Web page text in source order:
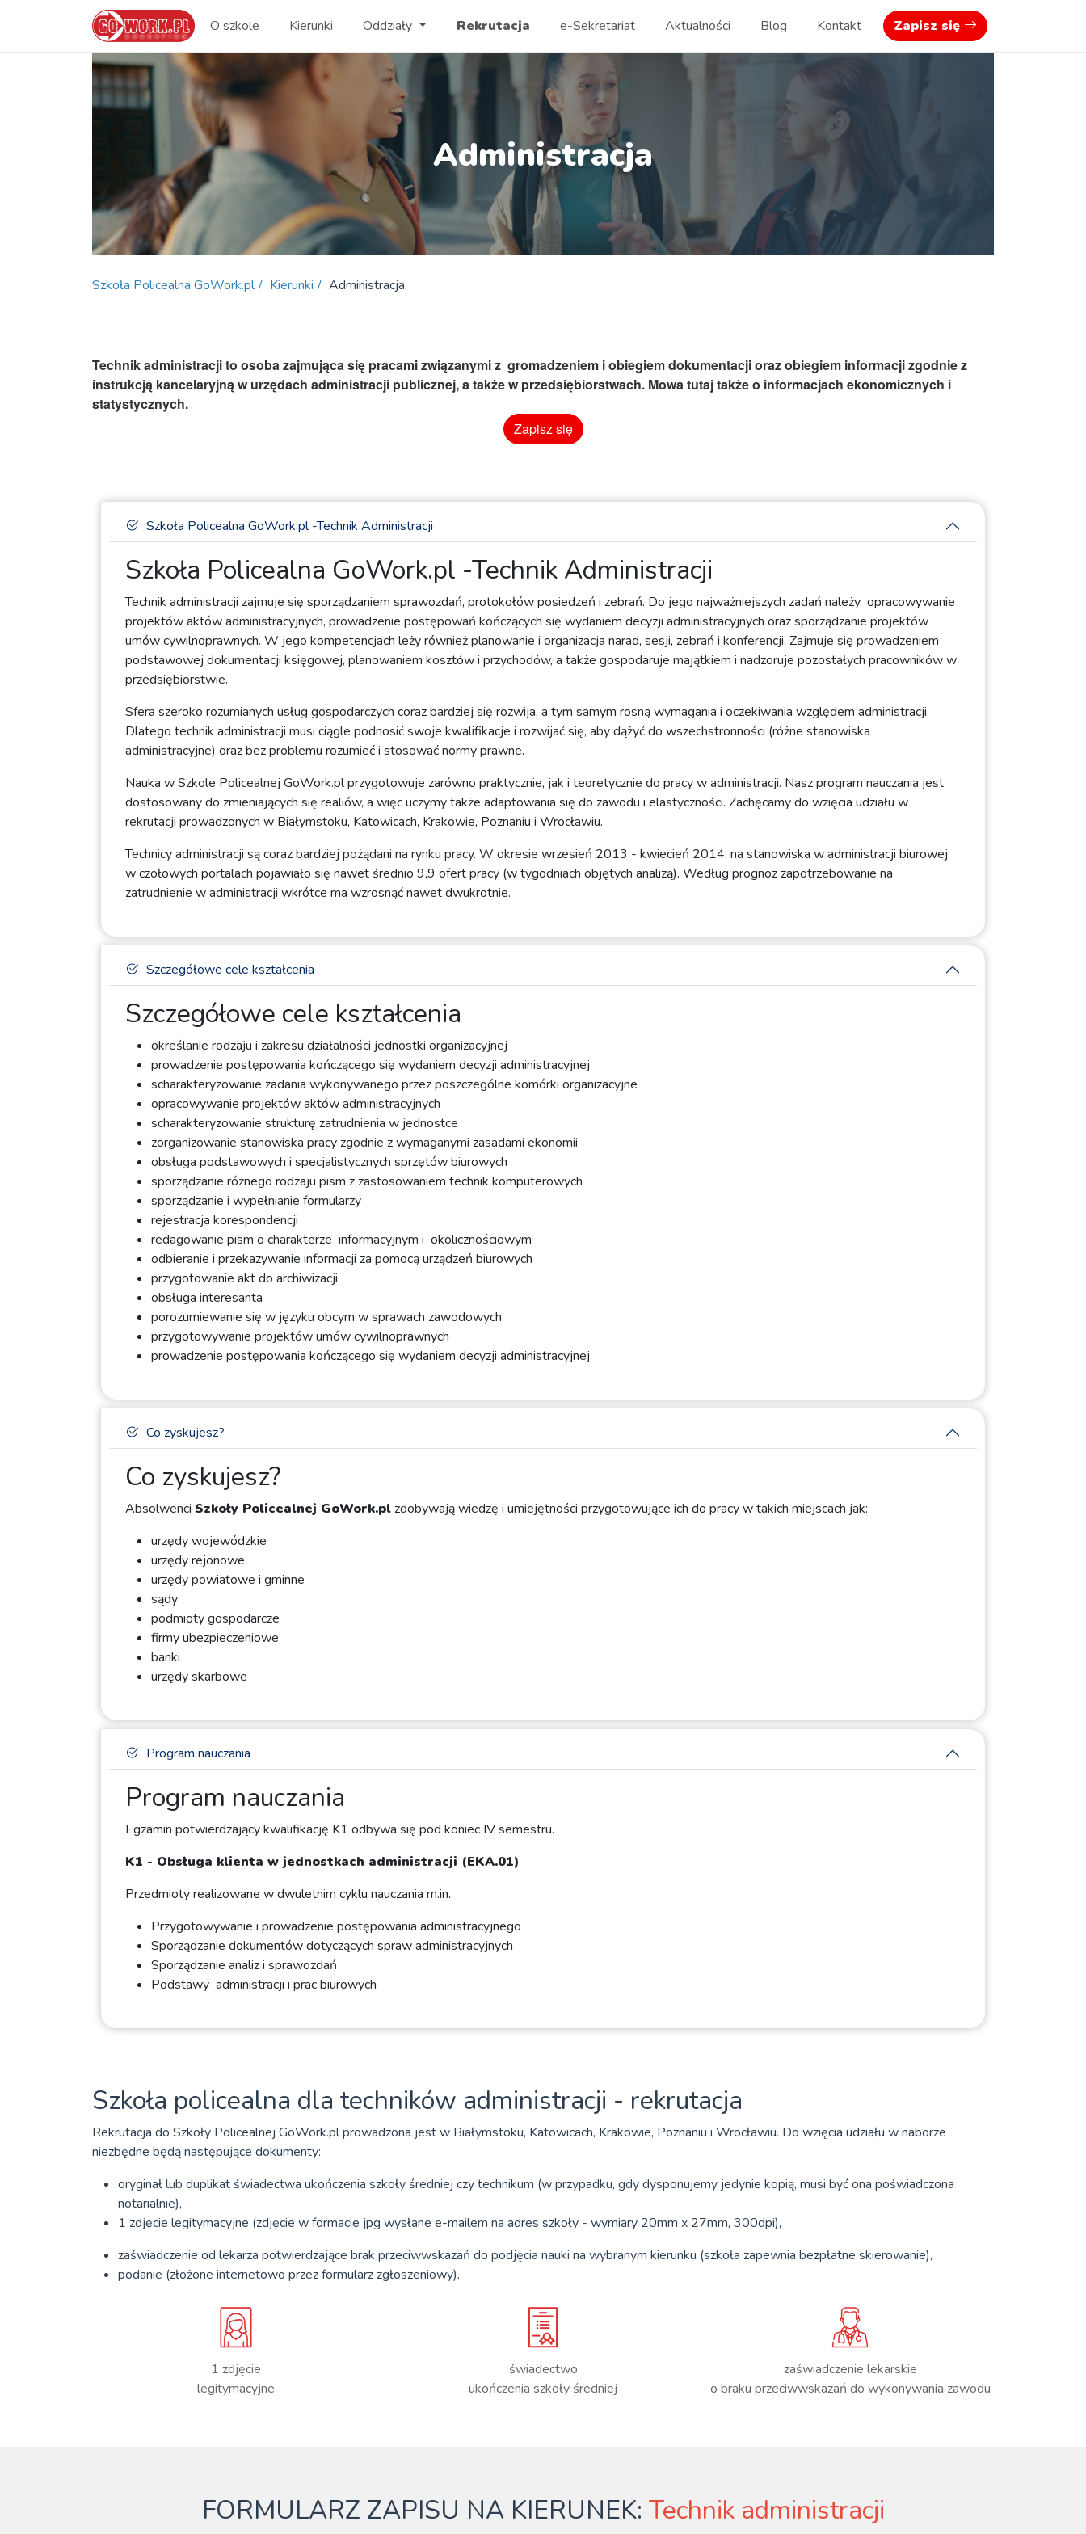
O szkole Kierunki Oddziały Rekrutacja e-Sekretariat Aktualności Blog Kontakt Zapisz się
Administracja
Szkoła Policealna GoWork.pl Kierunki Administracja
Technik administracji to osoba zajmująca się pracami związanymi z gromadzeniem i obiegiem dokumentacji oraz obiegiem informacji zgodnie z
instrukcją kancelaryjną w urzędach administracji publicznej, a także w przedsiębiorstwach. Mowa tutaj także o informacjach ekonomicznych i
statystycznych.
Zapisz się
Szkoła Policealna GoWork.pl -Technik Administracji
Szkoła Policealna GoWork.pl -Technik Administracji
Technik administracji zajmuje się sporządzaniem sprawozdań, protokołów posiedzeń i zebrań. Do jego najważniejszych zadań należy opracowywanie
projektów aktów administracyjnych, prowadzenie postępowań kończących się wydaniem decyzji administracyjnych oraz sporządzanie projektów
umów cywilnoprawnych. W jego kompetencjach leży również planowanie i organizacja narad, sesji, zebrań i konferencji. Zajmuje się prowadzeniem
podstawowej dokumentacji księgowej, planowaniem kosztów i przychodów, a także gospodaruje majątkiem i nadzoruje pozostałych pracowników w
przedsiębiorstwie.
Sfera szeroko rozumianych usług gospodarczych coraz bardziej się rozwija, a tym samym rosną wymagania i oczekiwania względem administracji.
Dlatego technik administracji musi ciągle podnosić swoje kwalifikacje i rozwijać się, aby dążyć do wszechstronności (różne stanowiska
administracyjne) oraz bez problemu rozumieć i stosować normy prawne.
Nauka w Szkole Policealnej GoWork.pl przygotowuje zarówno praktycznie, jak i teoretycznie do pracy w administracji. Nasz program nauczania jest
dostosowany do zmieniających się realiów, a więc uczymy także adaptowania się do zawodu i elastyczności. Zachęcamy do wzięcia udziału w
rekrutacji prowadzonych w Białymstoku, Katowicach, Krakowie, Poznaniu i Wrocławiu.
Technicy administracji są coraz bardziej pożądani na rynku pracy. W okresie wrzesień 2013 - kwiecień 2014, na stanowiska w administracji biurowej
w czołowych portalach pojawiało się nawet średnio 9,9 ofert pracy (w tygodniach objętych analizą). Według prognoz zapotrzebowanie na
zatrudnienie w administracji wkrótce ma wzrosnąć nawet dwukrotnie.
Szczegółowe cele kształcenia
Szczegółowe cele kształcenia
określanie rodzaju i zakresu działalności jednostki organizacyjnej
prowadzenie postępowania kończącego się wydaniem decyzji administracyjnej
scharakteryzowanie zadania wykonywanego przez poszczególne komórki organizacyjne
opracowywanie projektów aktów administracyjnych
scharakteryzowanie strukturę zatrudnienia w jednostce
zorganizowanie stanowiska pracy zgodnie z wymaganymi zasadami ekonomii
obsługa podstawowych i specjalistycznych sprzętów biurowych
sporządzanie różnego rodzaju pism z zastosowaniem technik komputerowych
sporządzanie i wypełnianie formularzy
rejestracja korespondencji
redagowanie pism o charakterze informacyjnym i okolicznościowym
odbieranie i przekazywanie informacji za pomocą urządzeń biurowych
przygotowanie akt do archiwizacji
obsługa interesanta
porozumiewanie się w języku obcym w sprawach zawodowych
przygotowywanie projektów umów cywilnoprawnych
prowadzenie postępowania kończącego się wydaniem decyzji administracyjnej
Co zyskujesz?
Co zyskujesz?
Absolwenci Szkoły Policealnej GoWork.plzdobywają wiedzę i umiejętności przygotowujące ich do pracy w takich miejscach jak:
urzędy wojewódzkie
urzędy rejonowe
urzędy powiatowe i gminne
sądy
podmioty gospodarcze
firmy ubezpieczeniowe
banki
urzędy skarbowe
Program nauczania
Program nauczania
Egzamin potwierdzający kwalifikację K1 odbywa się pod koniec IV semestru.
K1 - Obsługa klienta w jednostkach administracji (EKA.01)
Przedmioty realizowane w dwuletnim cyklu nauczania m.in.:
Przygotowywanie i prowadzenie postępowania administracyjnego
Sporządzanie dokumentów dotyczących spraw administracyjnych
Sporządzanie analiz i sprawozdań
Podstawy administracji i prac biurowych
Szkoła policealna dla techników administracji - rekrutacja
Rekrutacja do Szkoły Policealnej GoWork.pl prowadzona jest w Białymstoku, Katowicach, Krakowie, Poznaniu i Wrocławiu. Do wzięcia udziału w naborze
niezbędne będą następujące dokumenty:
oryginał lub duplikat świadectwa ukończenia szkoły średniej czy technikum (w przypadku, gdy dysponujemy jedynie kopią, musi być ona poświadczona
notarialnie),
1 zdjęcie legitymacyjne (zdjęcie w formacie jpg wysłane e-mailem na adres szkoły - wymiary 20mm x 27mm, 300dpi),
zaświadczenie od lekarza potwierdzające brak przeciwwskazań do podjęcia nauki na wybranym kierunku (szkoła zapewnia bezpłatne skierowanie),
podanie (złożone internetowo przez formularz zgłoszeniowy).
1 zdjęcie
legitymacyjne
świadectwo
ukończenia szkoły średniej
zaświadczenie lekarskie
o braku przeciwwskazań do wykonywania zawodu
FORMULARZ ZAPISU NA KIERUNEK: Technik administracji